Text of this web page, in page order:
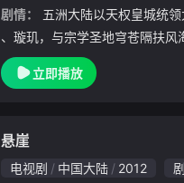
剧情：
、璇玑，与宗学圣地穹苍隔扶风
国泰民安，宁静祥和。但没有几
百年前，帝非天荼毒五洲，令天
立即播放
悬崖
电视剧 中国大陆 2012